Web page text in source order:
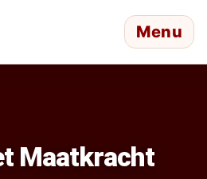
Menu
Maatkracht